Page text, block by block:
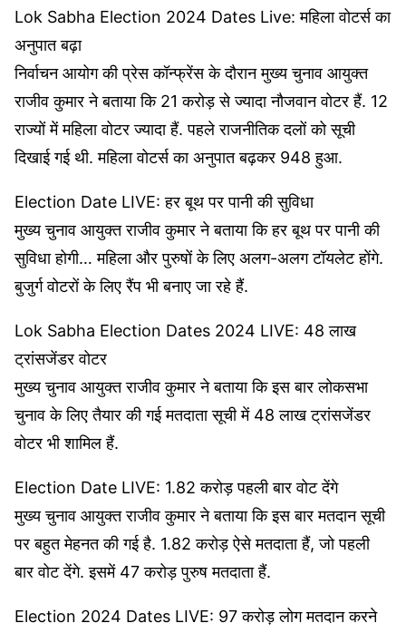
Lok Sabha Election 2024 Dates Live: महिला वोटर्स का
अनुपात बढ़ा
निर्वाचन आयोग की प्रेस कॉन्‍फ्रेंस के दौरान मुख्य चुनाव आयुक्त
राजीव कुमार ने बताया कि 21 करोड़ से ज्यादा नौजवान वोटर हैं. 12
राज्यों में महिला वोटर ज्यादा हैं. पहले राजनीतिक दलों को सूची
दिखाई गई थी. महिला वोटर्स का अनुपात बढ़कर 948 हुआ.
Election Date LIVE: हर बूथ पर पानी की सुविधा
मुख्य चुनाव आयुक्त राजीव कुमार ने बताया कि हर बूथ पर पानी की
सुविधा होगी… महिला और पुरुषों के लिए अलग-अलग टॉयलेट होंगे.
बुजुर्ग वोटरों के लिए रैंप भी बनाए जा रहे हैं.
Lok Sabha Election Dates 2024 LIVE: 48 लाख
ट्रांसजेंडर वोटर
मुख्य चुनाव आयुक्त राजीव कुमार ने बताया कि इस बार लोकसभा
चुनाव के लिए तैयार की गई मतदाता सूची में 48 लाख ट्रांसजेंडर
वोटर भी शामिल हैं.
Election Date LIVE: 1.82 करोड़ पहली बार वोट देंगे
मुख्य चुनाव आयुक्त राजीव कुमार ने बताया कि इस बार मतदान सूची
पर बहुत मेहनत की गई है. 1.82 करोड़ ऐसे मतदाता हैं, जो पहली
बार वोट देंगे. इसमें 47 करोड़ पुरुष मतदाता हैं.
Election 2024 Dates LIVE: 97 करोड़ लोग मतदान करने